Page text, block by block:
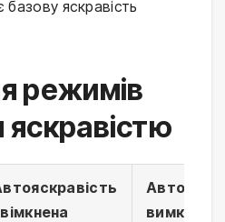
яскравість
режимів
яскравістю
вимкнена